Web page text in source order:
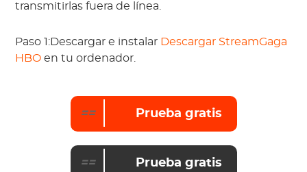
transmitirlas fuera de línea.
Paso 1:Descargar e instalar Descargar StreamGaga
HBOen tu ordenador.
== Prueba gratis
== Prueba gratis